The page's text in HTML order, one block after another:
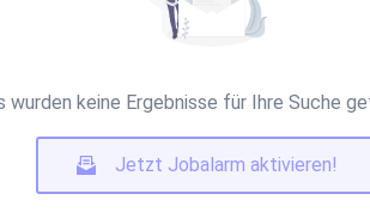
wurden keine Ergebnisse für Ihre Suche
Jetzt Jobalarm aktivieren!